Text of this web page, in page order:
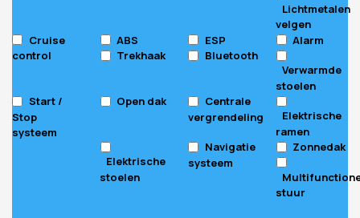
Lichtmetalen
velgen
Cruise
control
ABS ESP
Alarm
Trekhaak
Bluetooth
Verwarmde
stoelen
Start /
Stop
systeem
Open dak
Centrale
vergrendeling
Elektrische
ramen
Elektrische
stoelen
Navigatie
systeem
Zonnedak
stuur